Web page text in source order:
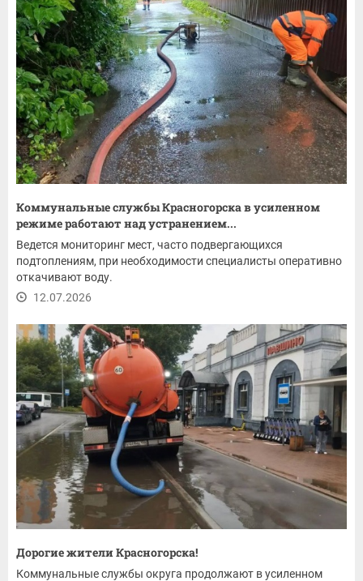
Коммунальные службы Красногорска в усиленном
режиме работают над устранением...
Ведется мониторинг мест, часто подвергающихся
подтоплениям, при необходимости специалисты оперативно
откачивают воду.
12.07.2026
Дорогие жители Красногорска!
Коммунальные службы округа продолжают в усиленном